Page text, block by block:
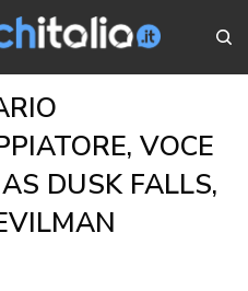
VOCE
DUSK FALLS,